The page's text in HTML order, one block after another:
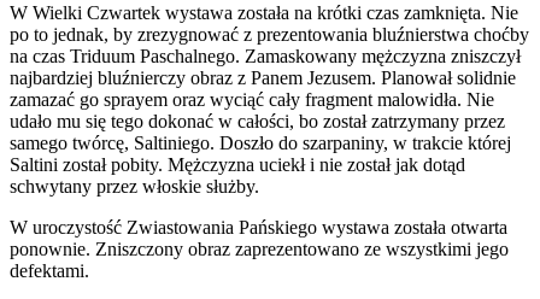
W Wielki Czwartek wystawa została na krótki czas zamknięta. Nie
po to jednak, by zrezygnować z prezentowania bluźnierstwa choćby
na czas Triduum Paschalnego. Zamaskowany mężczyzna zniszczył
najbardziej bluźnierczy obraz z Panem Jezusem. Planował solidnie
zamazać go sprayem oraz wyciąć cały fragment malowidła. Nie
udało mu się tego dokonać w całości, bo został zatrzymany przez
samego twórcę, Saltiniego. Doszło do szarpaniny, w trakcie której
Saltini został pobity. Mężczyzna uciekł i nie został jak dotąd
schwytany przez włoskie służby.
W uroczystość Zwiastowania Pańskiego wystawa została otwarta
ponownie. Zniszczony obraz zaprezentowano ze wszystkimi jego
defektami.